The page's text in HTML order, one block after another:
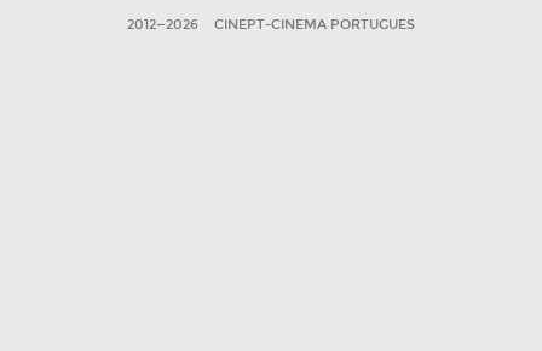
2012—2026 CINEPT-CINEMA PORTUGUES